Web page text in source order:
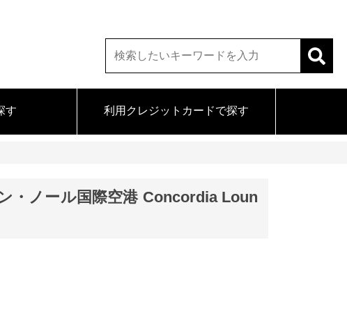
す 利用クレジットカードで探す
・ノール国際空港 Concordia Loun